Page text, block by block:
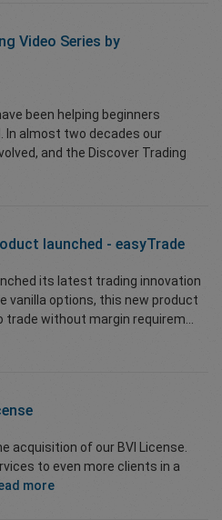
Video Series by
been helping beginners
In almost two decades our
and the Discover Trading
launched - easyTrade
its latest trading innovation
vanilla options, this new product
without margin requirem...
acquisition of our BVI License.
to even more clients in a
more